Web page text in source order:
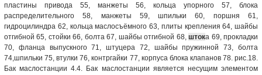
пластины привода 55, манжеты 56, кольца упорного 57, блока
распределительного 58, манжеты 59, шпильки 60, поршня 61,
гидроцилиндра 62, кольца маслосъёмного 63, плиты крепления 64, шайбы
отгибной 65, стойки 66, болта 67, шайбы отгибной 68,штока 69, прокладки
70, фланца выпускного 71, штуцера 72, шайбы пружинной 73, болта
74,шпильки 75, втулки 76, контргайки 77, корпуса блока клапанов 78. рис.18.
Бак маслостанции 4.4. Бак маслостанции является несущим элементом